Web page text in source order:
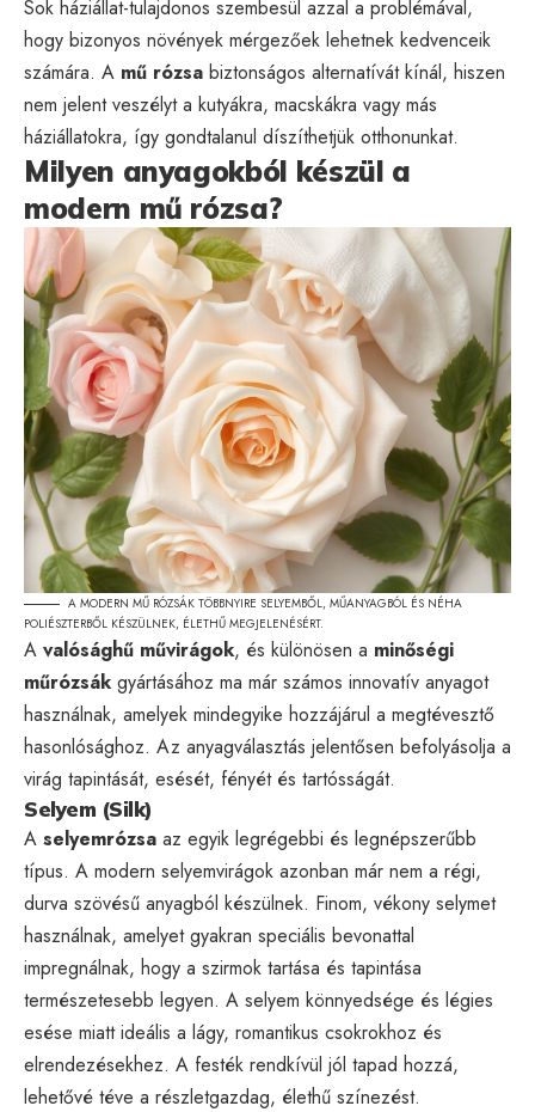
Sok háziállat-tulajdonos szembesül azzal a problémával,
hogy bizonyos növények mérgezőek lehetnek kedvenceik
számára. A mű rózsa biztonságos alternatívát kínál, hiszen
nem jelent veszélyt a kutyákra, macskákra vagy más
háziállatokra, így gondtalanul díszíthetjük otthonunkat.
Milyen anyagokból készül a
modern mű rózsa?
A MODERN MŰ RÓZSÁK TÖBBNYIRE SELYEMBŐL, MŰANYAGBÓL ÉS NÉHA
POLIÉSZTERBŐL KÉSZÜLNEK, ÉLETHŰ MEGJELENÉSÉRT.
A valósághű művirágok, és különösen a minőségi
műrózsák gyártásához ma már számos innovatív anyagot
használnak, amelyek mindegyike hozzájárul a megtévesztő
hasonlósághoz. Az anyagválasztás jelentősen befolyásolja a
virág tapintását, esését, fényét és tartósságát.
Selyem (Silk)
A selyemrózsa az egyik legrégebbi és legnépszerűbb
típus. A modern selyemvirágok azonban már nem a régi,
durva szövésű anyagból készülnek. Finom, vékony selymet
használnak, amelyet gyakran speciális bevonattal
impregnálnak, hogy a szirmok tartása és tapintása
természetesebb legyen. A selyem könnyedsége és légies
esése miatt ideális a lágy, romantikus csokrokhoz és
elrendezésekhez. A festék rendkívül jól tapad hozzá,
lehetővé téve a részletgazdag, élethű színezést.